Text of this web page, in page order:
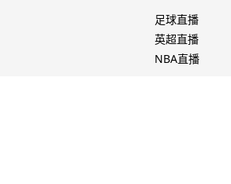
足球直播
英超直播
NBA直播